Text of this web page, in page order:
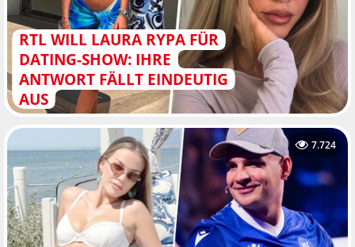
RTL WILL LAURA RYPA FÜR
DATING-SHOW: IHRE
ANTWORT FÄLLT EINDEUTIG
AUS
7.724